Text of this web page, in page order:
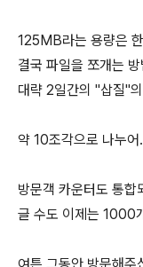
125MB라는 용량은
결국 파일을 쪼개는
대략 2일간의 "삽질"
약 10조각으로 나누
방문객 카운터도 통
글 수도 이제는 1000